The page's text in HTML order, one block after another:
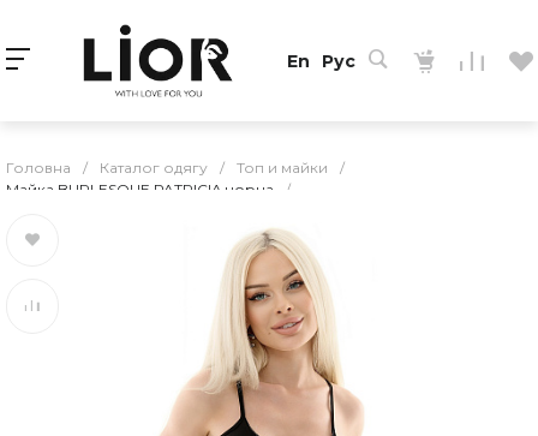
En Рус
Головна / Каталог одягу / Топ и майки
/
Майка BURLESQUE PATRICIA чорна
/